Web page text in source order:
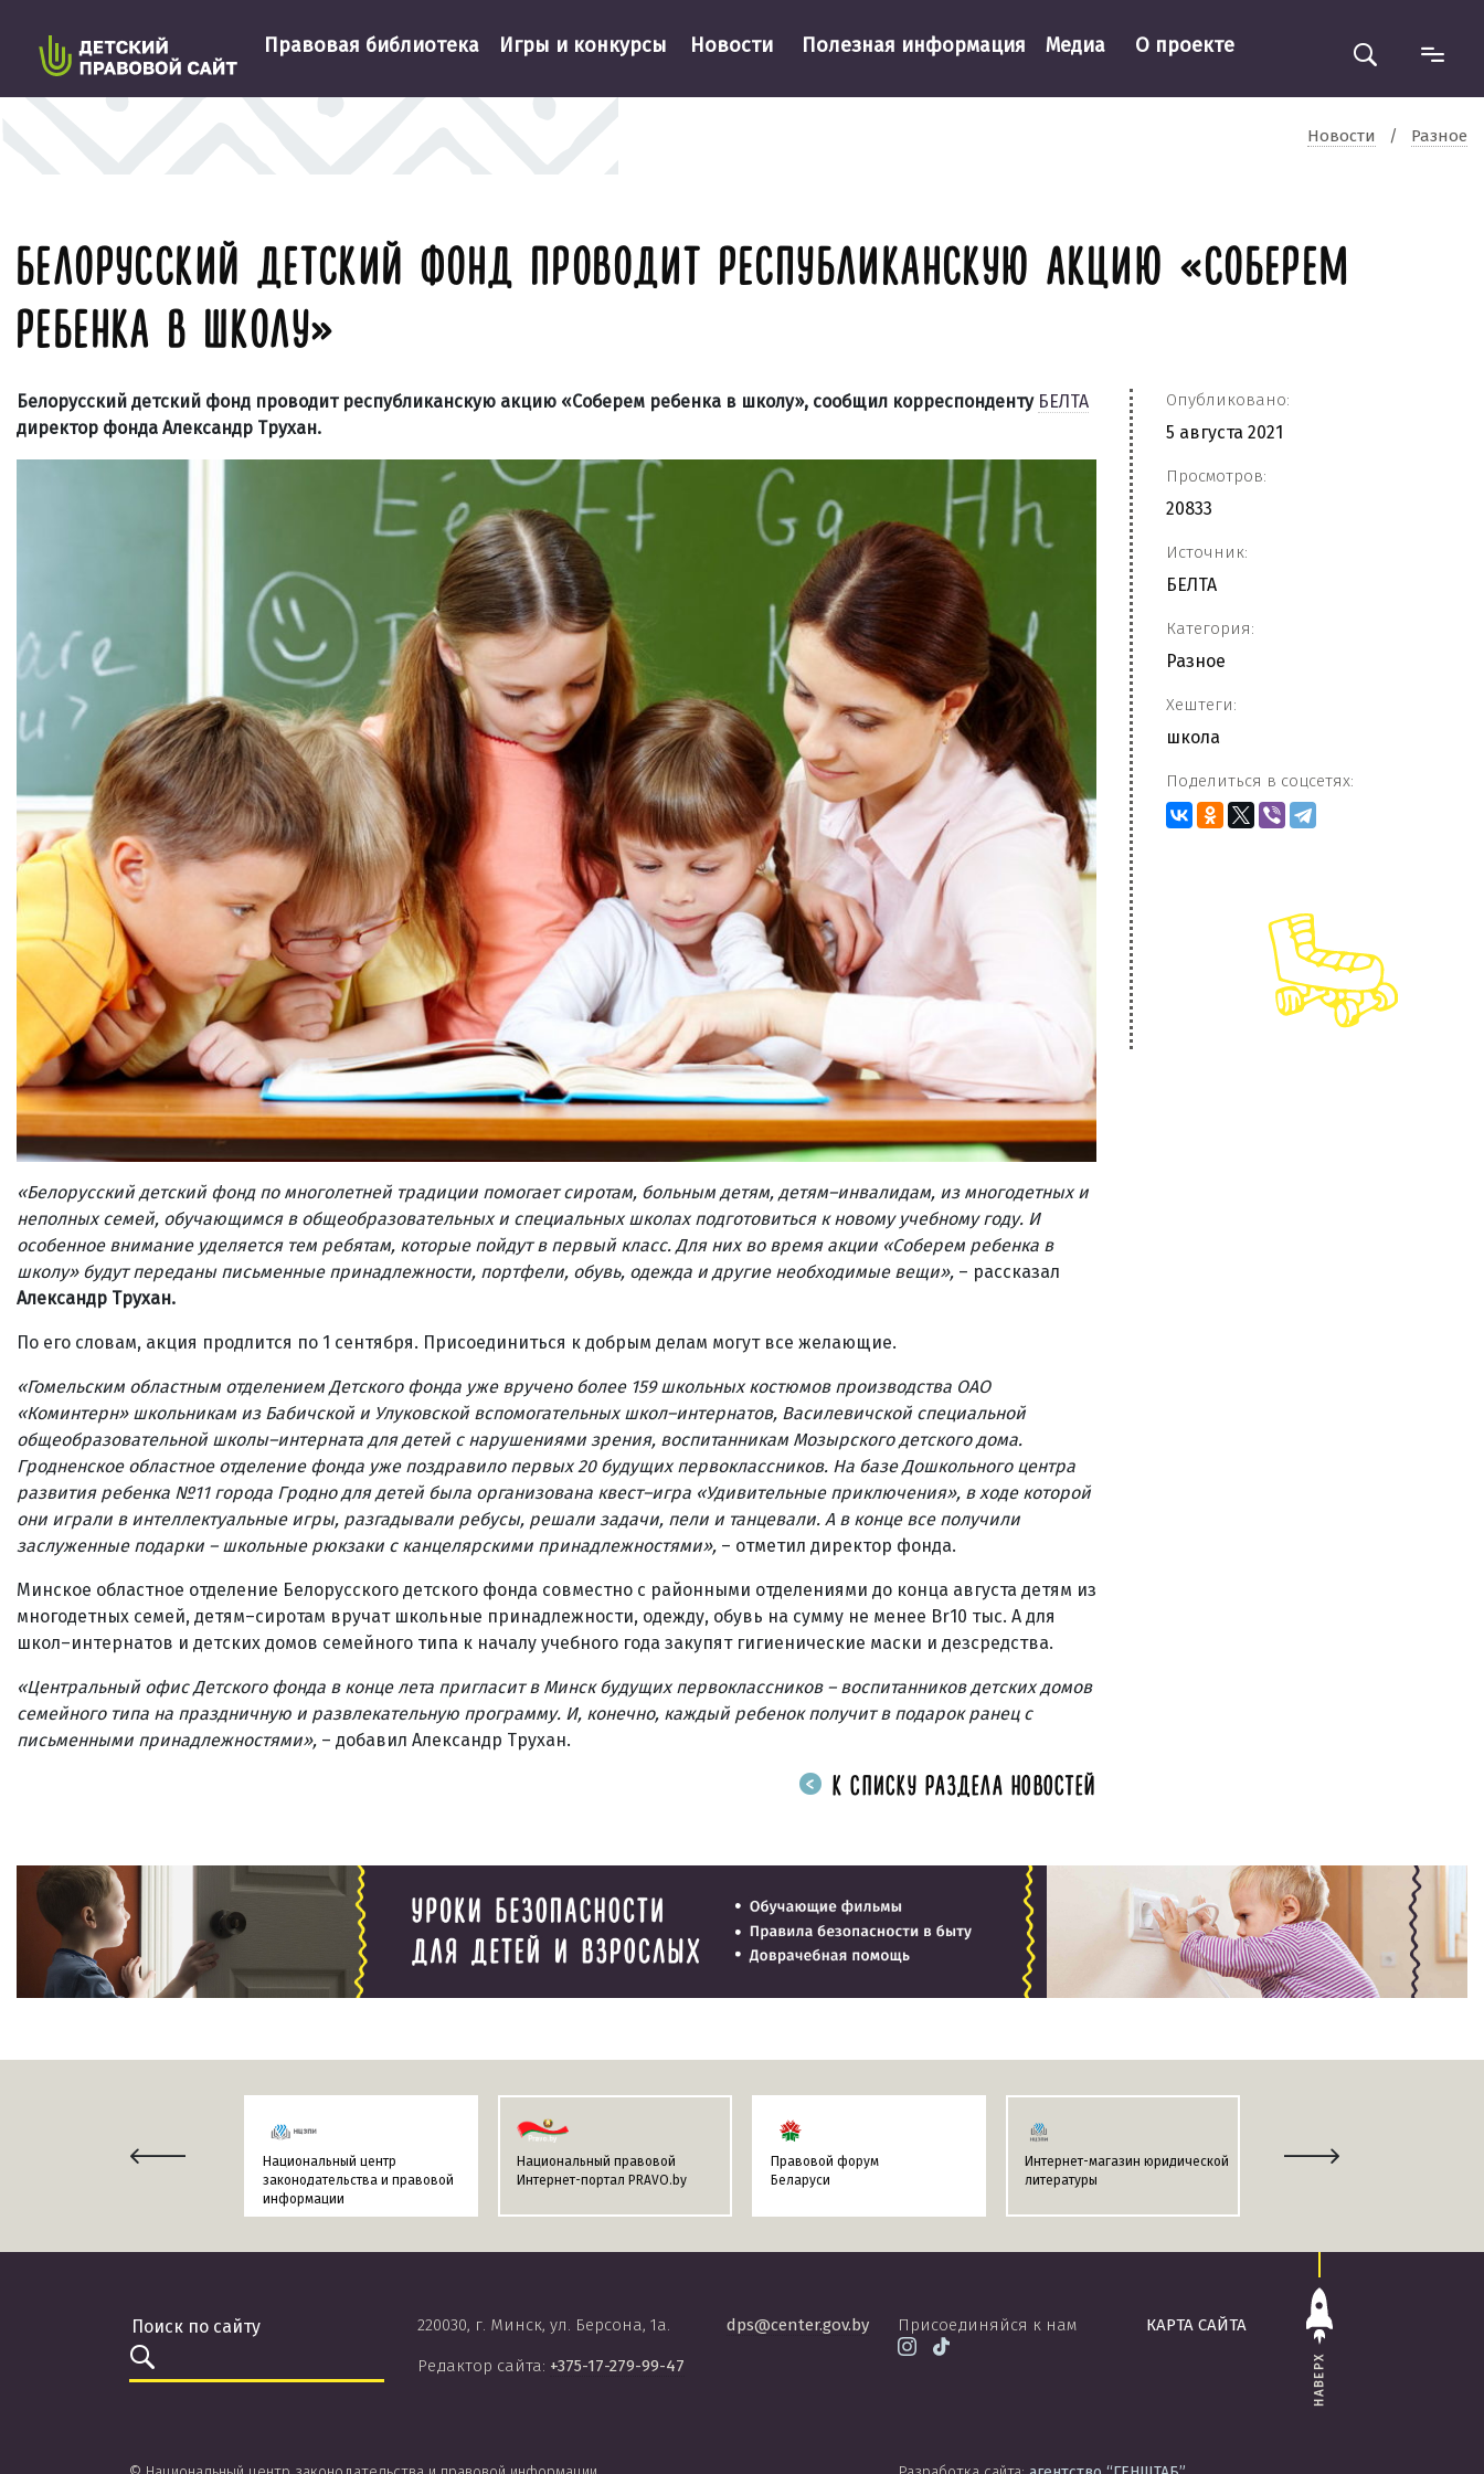
Правовая библиотека Игры и конкурсы Новости Полезная информация Медиа О проекте
Новости / Разное
БЕЛОРУССКИЙ ДЕТСКИЙ ФОНД ПРОВОДИТ РЕСПУБЛИКАНСКУЮ АКЦИЮ «СОБЕРЕМ
РЕБЕНКА В ШКОЛУ»
Белорусский детский фонд проводит республиканскую акцию «Соберем ребенка в школу», сообщил корреспонденту БЕЛТА
директор фонда Александр Трухан.
«Белорусский детский фонд по многолетней традиции​ помогает​ сиротам, больным детям, детям–инвалидам, из многодетных и
неполных семей, обучающимся в общеобразовательных и специальных школах подготовиться к новому учебному году. И
особенное внимание уделяется тем ребятам, которые пойдут в первый класс. Для них в​о время акции «Соберем ребенка в
школу» будут переданы письменные принадлежности, портфели, обувь, одежда и другие необходимые вещи», – рассказал
Александр Трухан.
По его словам, акция продлится по 1 сентября. Присоединиться к добрым делам​ могут все желающие.
«Гомельским областным отделением Детского фонда уже вручено более 159 школьных костюмов производства ОАО
«Коминтерн» школьникам из Бабичской и Улуковской вспомогательных школ–интернатов, Василевичской специальной
общеобразовательной школы–интерната для детей с нарушениями зрения, воспитанникам Мозырского детского дома.
Гродненское областное отделение фонда уже поздравило первых​ 20 будущих первоклассников.​ На базе Дошкольного центра
развития ребенка №11 города Гродно для​ детей была организована квест–игра «Удивительные приключения», в ходе которой
они играли в интеллектуальные игры, разгадывали ребусы, решали задачи, пели и танцевали. А в конце все получили
заслуженные подарки – школьные рюкзаки с канцелярскими принадлежностями», – отметил директор фонда.
Минское областное отделение Белорусского детского фонда совместно с районными отделениями​ до конца августа детям из
многодетных семей, детям–сиротам вручат школьные принадлежности, одежду, обувь на сумму не менее Br10 тыс. А для
школ–интернатов и детских домов семейного типа к началу учебного года закупят гигиенические маски и дезсредства.
«Центральный офис Детского фонда в конце лета пригласит в Минск будущих первоклассников – воспитанников детских домов
семейного типа на праздничную и развлекательную программу. И, конечно, каждый ребенок​ получит в подарок ранец с
письменными принадлежностями», – добавил Александр Трухан.
Опубликовано:
5 августа 2021
Просмотров:
20833
Источник:
БЕЛТА
Категория:
Разное
Хештеги:
школа
Поделиться в соцсетях:
К СПИСКУ РАЗДЕЛА НОВОСТЕЙ
Национальный центр
законодательства и правовой
информации
Национальный правовой
Интернет-портал PRAVO.by
Правовой форум
Беларуси
Интернет-магазин юридической
литературы
Информационно-поисковая
НАВЕРХ
КАРТА САЙТА
220030, г. Минск, ул. Берсона, 1а.
Редактор сайта: +375-17-279-99-47
dps@center.gov.by Присоединяйся к нам